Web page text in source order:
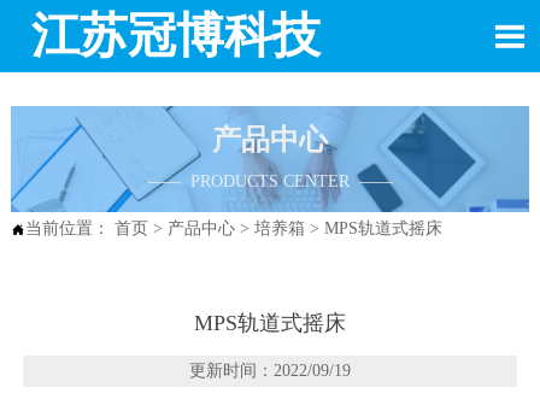
江苏冠博科技 
产品中心
—— PRODUCTS CENTER ——
当前位置： 首页 > 产品中心> 培养箱 > MPS轨道式摇床
MPS轨道式摇床
更新时间：2022/09/19